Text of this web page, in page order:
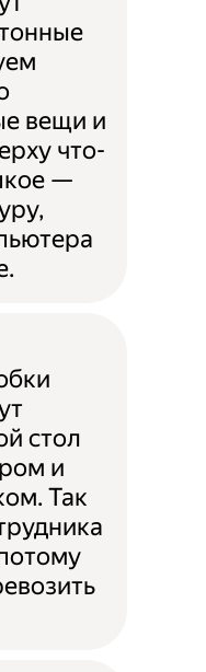
вещи и
что-
—
стол
и
Так